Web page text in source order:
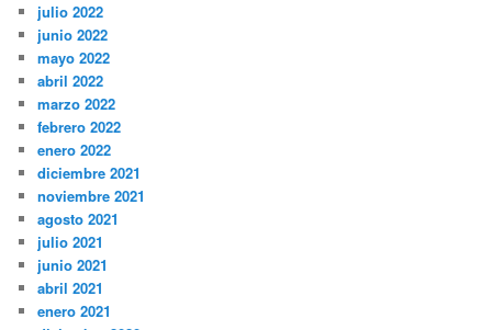
julio 2022
junio 2022
mayo 2022
abril 2022
marzo 2022
febrero 2022
enero 2022
diciembre 2021
noviembre 2021
agosto 2021
julio 2021
junio 2021
abril 2021
enero 2021